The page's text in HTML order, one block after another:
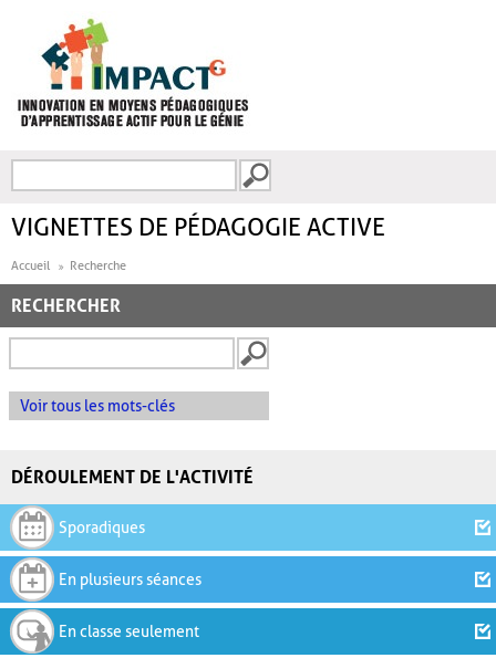
FORMULAIRE DE
VIGNETTES DE PÉDAGOGIE ACTIVE
Accueil Recherche
RECHERCHER
Voir tous les mots-clés
DÉROULEMENT DE L'ACTIVITÉ
Sporadiques
En plusieurs séances
En classe seulement